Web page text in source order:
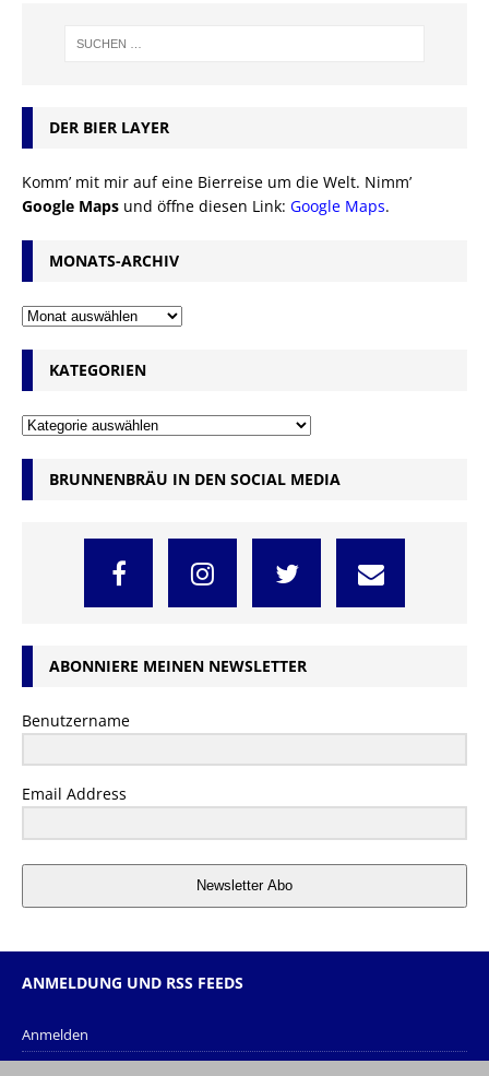
DER BIER LAYER
Komm’ mit mir auf eine Bierreise um die Welt. Nimm’
Google Maps und öffne diesen Link: Google Maps.
MONATS-ARCHIV
KATEGORIEN
BRUNNENBRÄU IN DEN SOCIAL MEDIA
ABONNIERE MEINEN NEWSLETTER
Benutzername
Email Address
Newsletter Abo
ANMELDUNG UND RSS FEEDS
Anmelden